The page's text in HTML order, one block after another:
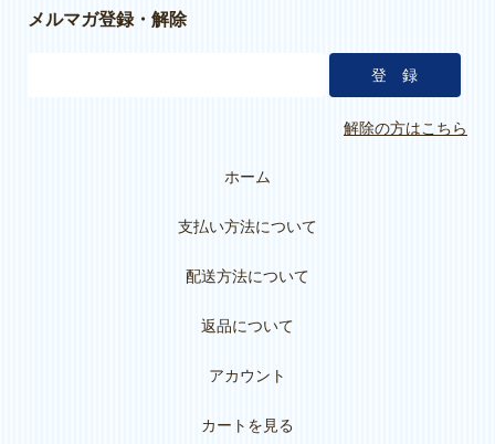
メルマガ登録・解除
解除の方はこちら
ホーム
支払い方法について
配送方法について
返品について
アカウント
カートを見る